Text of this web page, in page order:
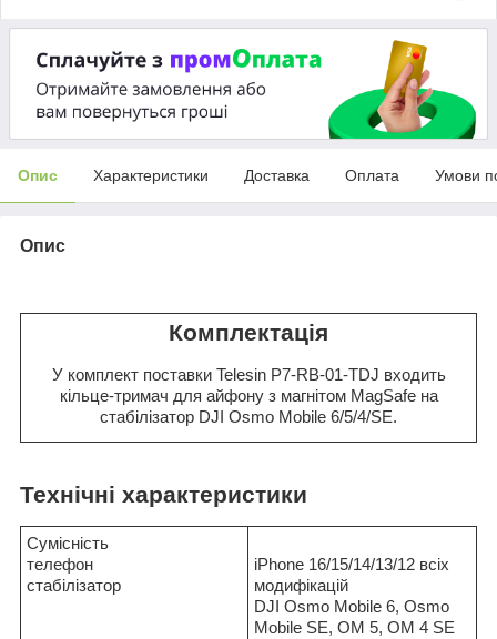
Опис Характеристики Доставка Оплата Умови
Опис
Комплектація
У комплект поставки Telesin P7-RB-01-TDJ входить
кільце-тримач для айфону з магнітом MagSafe на
стабілізатор DJI Osmo Mobile 6/5/4/SE.
Технічні характеристики
Сумісність
телефон
стабілізатор
iPhone 16/15/14/13/12 всіх
модифікацій
DJI Osmo Mobile 6, Osmo
Mobile SE, OM 5, OM 4 SE